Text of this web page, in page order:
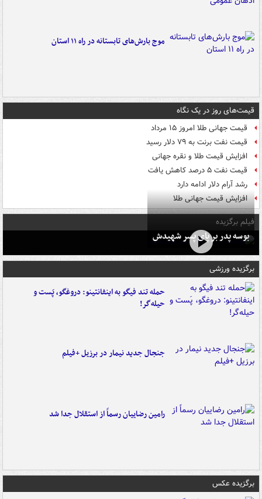
موج بارش‌های تابستانه در راه ۱۱ استان
قیمت‌های روز در یک نگاه
قیمت جهانی طلا امروز ۱۵ مرداد
قیمت نفت برنت به ۷۹ دلار رسید
افزایش قیمت طلا و نقره جهانی
قیمت نفت ۵ درصد کاهش یافت
رشد آرام دلار ادامه دارد
افزایش قیمت جهانی طلا
فیلم برگزیده
بوسه‌ پدر بر پای پسر شهیدش
برگزیده ورزشی
حمله تند فیگو به اینفانتینو: دروغگو، پَست‌ و
حیله‌گر!
جنجال جدید نیمار در برزیل +فیلم
رامین رضاییان رسماً از استقلال جدا شد
برگزیده عکس